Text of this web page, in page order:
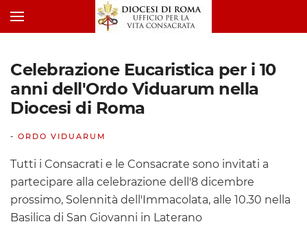
Celebrazione Eucaristica per i 10
anni dell'Ordo Viduarum nella
Diocesi di Roma
- ORDO VIDUARUM
Tutti i Consacrati e le Consacrate sono invitati a
partecipare alla celebrazione dell'8 dicembre
prossimo, Solennità dell'Immacolata, alle 10.30 nella
Basilica di San Giovanni in Laterano